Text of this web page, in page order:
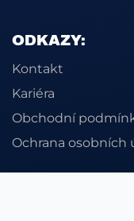
ODKAZY:
Kontakt
Kariéra
Obchodní
Ochrana osobních